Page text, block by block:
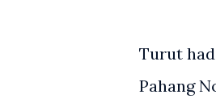
Turut
Pahang